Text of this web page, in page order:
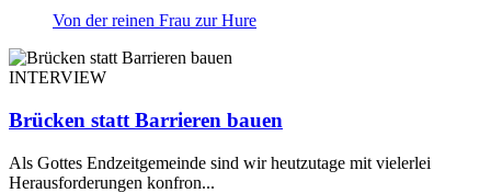
Von der reinen Frau zur Hure
INTERVIEW
Brücken statt Barrieren bauen
Als Gottes Endzeitgemeinde sind wir heutzutage mit vielerlei
Herausforderungen konfron...